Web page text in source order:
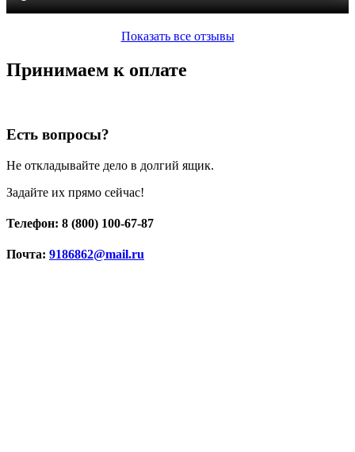
Показать все отзывы
Принимаем к оплате
Есть вопросы?
Не откладывайте дело в долгий ящик.
Задайте их прямо сейчас!
Телефон: 8 (800) 100-67-87
Почта: 9186862@mail.ru